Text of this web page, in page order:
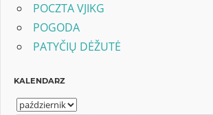
POCZTA VJIKG
POGODA
PATYČIŲ DĖŽUTĖ